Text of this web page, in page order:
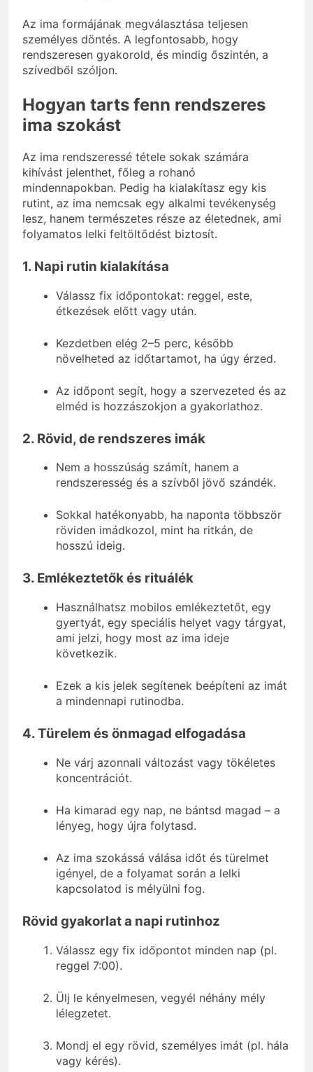
Az ima formájának megválasztása teljesen
személyes döntés. A legfontosabb, hogy
rendszeresen gyakorold, és mindig őszintén, a
szívedből szóljon.
Hogyan tarts fenn rendszeres
ima szokást
Az ima rendszeressé tétele sokak számára
kihívást jelenthet, főleg a rohanó
mindennapokban. Pedig ha kialakítasz egy kis
rutint, az ima nemcsak egy alkalmi tevékenység
lesz, hanem természetes része az életednek, ami
folyamatos lelki feltöltődést biztosít.
1. Napi rutin kialakítása
Válassz fix időpontokat: reggel, este,
étkezések előtt vagy után.
Kezdetben elég 2–5 perc, később
növelheted az időtartamot, ha úgy érzed.
Az időpont segít, hogy a szervezeted és az
elméd is hozzászokjon a gyakorlathoz.
2. Rövid, de rendszeres imák
Nem a hosszúság számít, hanem a
rendszeresség és a szívből jövő szándék.
Sokkal hatékonyabb, ha naponta többször
röviden imádkozol, mint ha ritkán, de
hosszú ideig.
3. Emlékeztetők és rituálék
Használhatsz mobilos emlékeztetőt, egy
gyertyát, egy speciális helyet vagy tárgyat,
ami jelzi, hogy most az ima ideje
következik.
Ezek a kis jelek segítenek beépíteni az imát
a mindennapi rutinodba.
4. Türelem és önmagad elfogadása
Ne várj azonnali változást vagy tökéletes
koncentrációt.
Ha kimarad egy nap, ne bántsd magad – a
lényeg, hogy újra folytasd.
Az ima szokássá válása időt és türelmet
igényel, de a folyamat során a lelki
kapcsolatod is mélyülni fog.
Rövid gyakorlat a napi rutinhoz
Válassz egy fix időpontot minden nap (pl.
reggel 7:00).
Ülj le kényelmesen, vegyél néhány mély
lélegzetet.
Mondj el egy rövid, személyes imát (pl. hála
vagy kérés).